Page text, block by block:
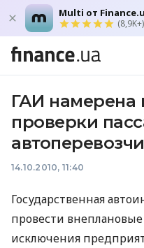
Multi от
(8,9K+)
ГАИ намерена
проверки
14.10.2010, 11:40
Государственная
провести
исключения